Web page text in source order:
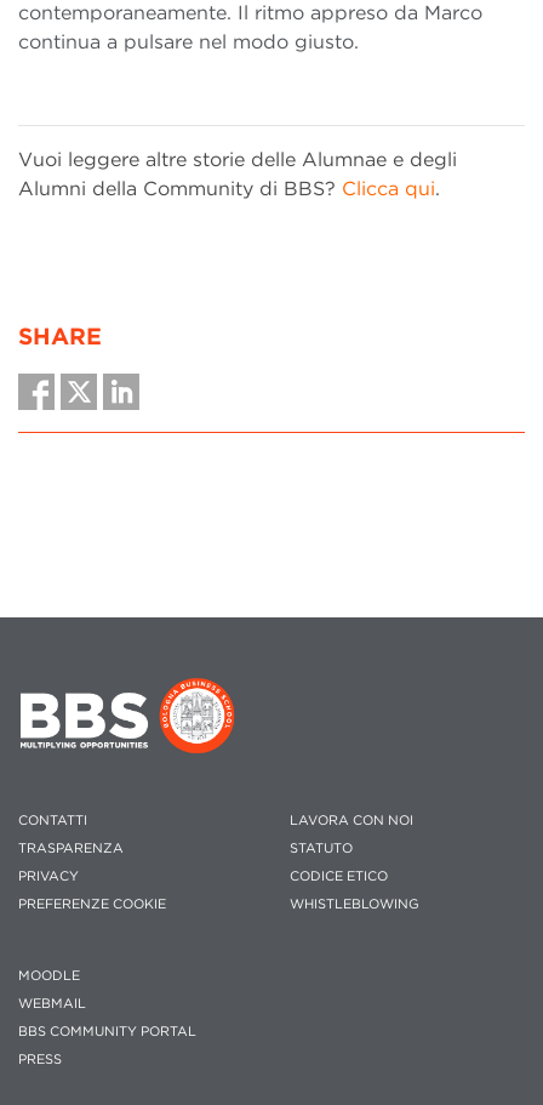
contemporaneamente. Il ritmo appreso da Marco
continua a pulsare nel modo giusto.
Vuoi leggere altre storie delle Alumnae e degli
Alumni della Community di BBS? Clicca qui.
SHARE
CONTATTI
TRASPARENZA
PRIVACY
PREFERENZE COOKIE
LAVORA CON NOI
STATUTO
CODICE ETICO
WHISTLEBLOWING
MOODLE
WEBMAIL
BBS COMMUNITY PORTAL
PRESS